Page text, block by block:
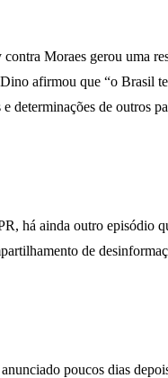
Moraes gerou uma
afirmou que “o Brasil
determinações de outros
há ainda outro episódio
de
poucos dias